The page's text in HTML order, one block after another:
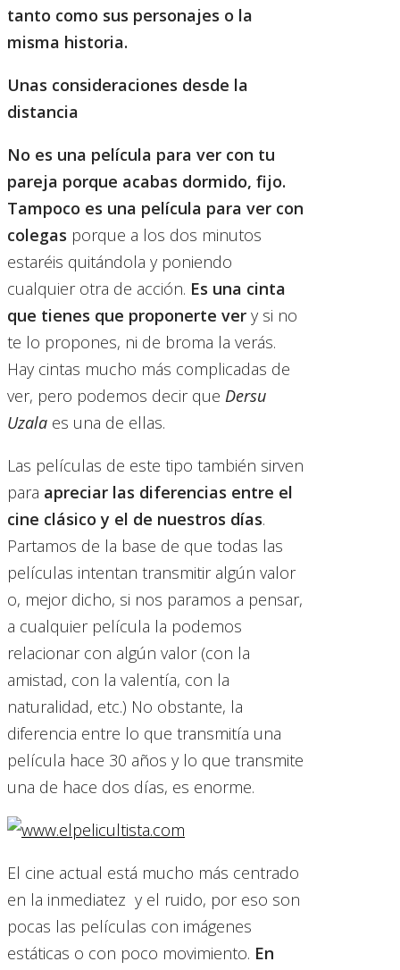
tanto como sus personajes o la
misma historia.
Unas consideraciones desde la
distancia
No es una película para ver con tu
pareja porque acabas dormido, fijo.
Tampoco es una película para ver con
colegas porque a los dos minutos
estaréis quitándola y poniendo
cualquier otra de acción. Es una cinta
que tienes que proponerte ver y si no
te lo propones, ni de broma la verás.
Hay cintas mucho más complicadas de
ver, pero podemos decir que Dersu
Uzala es una de ellas.
Las películas de este tipo también sirven
para apreciar las diferencias entre el
cine clásico y el de nuestros días.
Partamos de la base de que todas las
películas intentan transmitir algún valor
o, mejor dicho, si nos paramos a pensar,
a cualquier película la podemos
relacionar con algún valor (con la
amistad, con la valentía, con la
naturalidad, etc.) No obstante, la
diferencia entre lo que transmitía una
película hace 30 años y lo que transmite
una de hace dos días, es enorme.
El cine actual está mucho más centrado
en la inmediatez y el ruido, por eso son
pocas las películas con imágenes
estáticas o con poco movimiento. En